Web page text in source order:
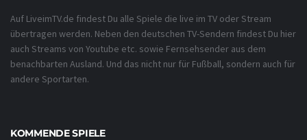
Auf LiveimTV.de findest Du alle Spiele die live im TV oder Stream
übertragen werden. Neben den deutschen TV-Sendern findest Du hier
auch Streams von Youtube etc. sowie Fernsehsender aus dem
benachbarten Ausland. Und das nicht nur für Fußball, sondern auch für
andere Sportarten.
KOMMENDE SPIELE